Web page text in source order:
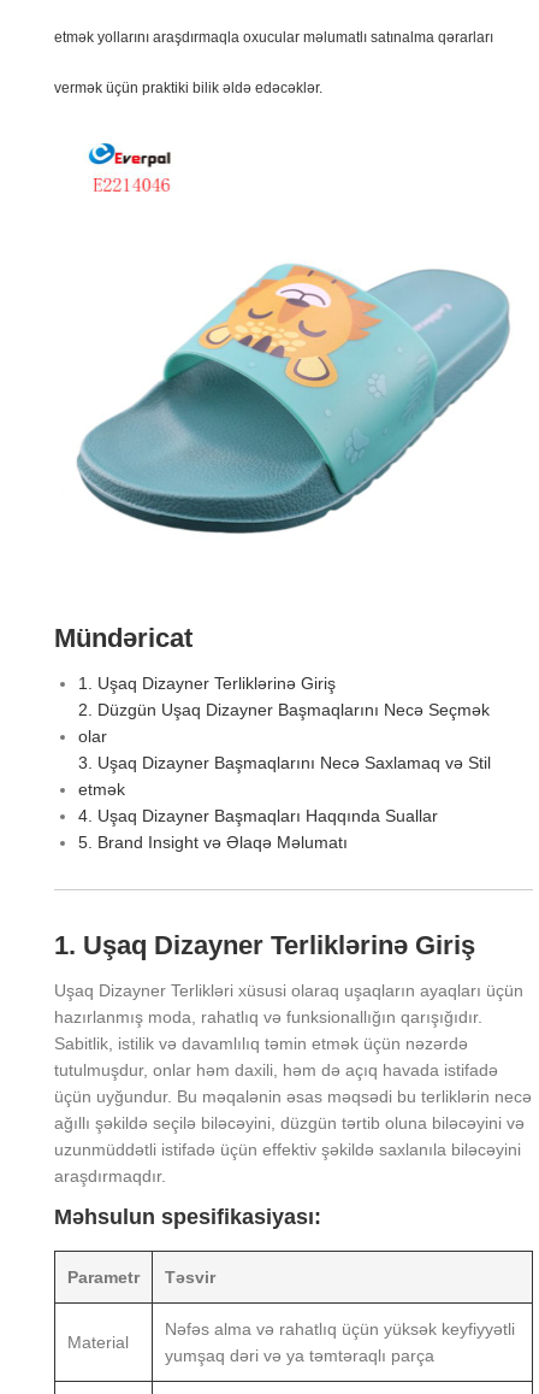
etmək yollarını araşdırmaqla oxucular məlumatlı satınalma qərarları
vermək üçün praktiki bilik əldə edəcəklər.
Mündəricat
1. Uşaq Dizayner Terliklərinə Giriş
2. Düzgün Uşaq Dizayner Başmaqlarını Necə Seçmək
olar
3. Uşaq Dizayner Başmaqlarını Necə Saxlamaq və Stil
etmək
4. Uşaq Dizayner Başmaqları Haqqında Suallar
5. Brand Insight və Əlaqə Məlumatı
1. Uşaq Dizayner Terliklərinə Giriş
Uşaq Dizayner Terlikləri xüsusi olaraq uşaqların ayaqları üçün
hazırlanmış moda, rahatlıq və funksionallığın qarışığıdır.
Sabitlik, istilik və davamlılıq təmin etmək üçün nəzərdə
tutulmuşdur, onlar həm daxili, həm də açıq havada istifadə
üçün uyğundur. Bu məqalənin əsas məqsədi bu terliklərin necə
ağıllı şəkildə seçilə biləcəyini, düzgün tərtib oluna biləcəyini və
uzunmüddətli istifadə üçün effektiv şəkildə saxlanıla biləcəyini
araşdırmaqdır.
Məhsulun spesifikasiyası:
Parametr Təsvir
Material
Nəfəs alma və rahatlıq üçün yüksək keyfiyyətli
yumşaq dəri və ya təmtəraqlı parça